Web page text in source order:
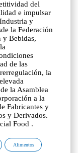
del
e impulsar
y
la Federación
y Bebidas,
de las
la
la Asamblea
a la
Fabricantes y
y Derivados.
Food .
Alimentos